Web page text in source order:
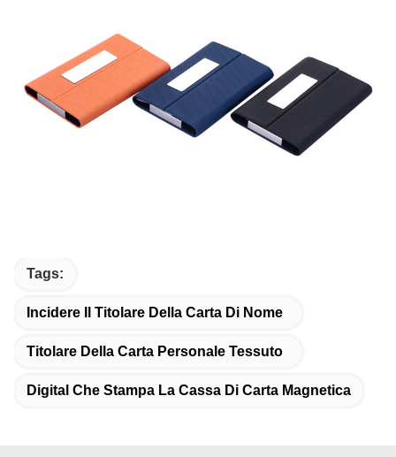
Tags:
Incidere Il Titolare Della Carta Di Nome
Titolare Della Carta Personale Tessuto
Digital Che Stampa La Cassa Di Carta Magnetica